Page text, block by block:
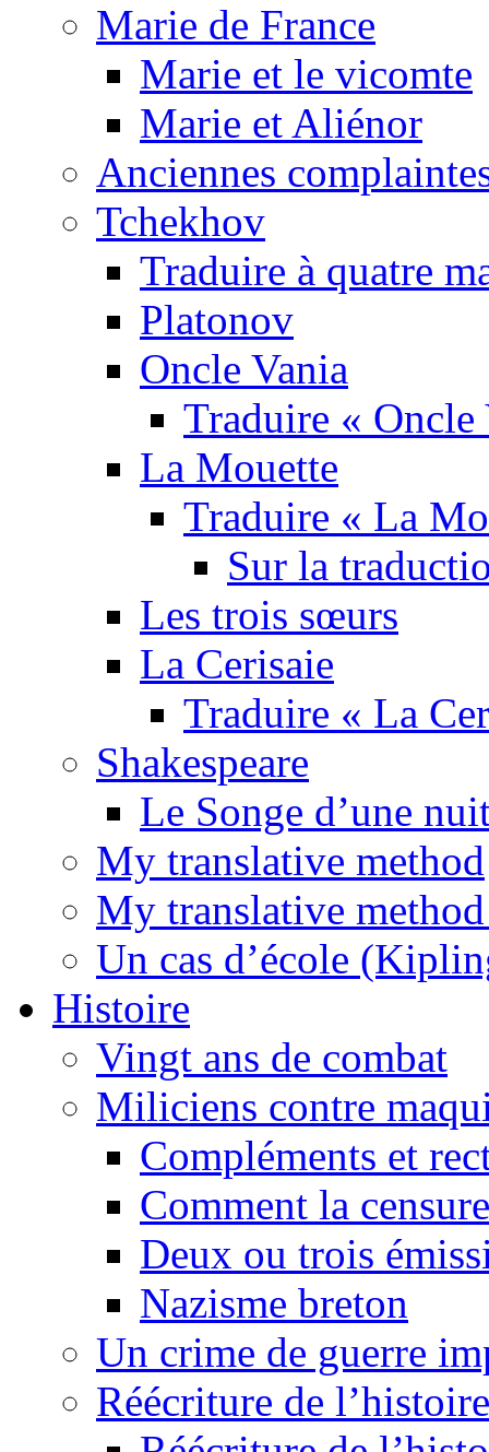
Marie de France
Marie et le vicomte
Marie et Aliénor
Anciennes
Tchekhov
Traduire à quatre
Platonov
Oncle Vania
Traduire « Oncle
La Mouette
Traduire « La
Sur la
Les trois sœurs
La Cerisaie
Traduire « La
Shakespeare
Le Songe d’une
My translative method
My translative
Un cas d’école
Histoire
Vingt ans de combat
Miliciens contre
Compléments et
Comment la
Deux ou trois
Nazisme breton
Un crime de guerre
Réécriture de